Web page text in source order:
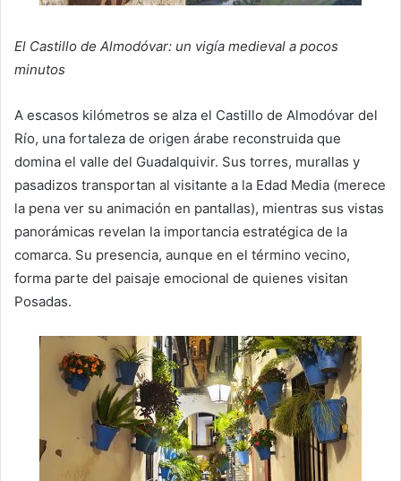
El Castillo de Almodóvar: un vigía medieval a pocos
minutos
A escasos kilómetros se alza el Castillo de Almodóvar del
Río, una fortaleza de origen árabe reconstruida que
domina el valle del Guadalquivir. Sus torres, murallas y
pasadizos transportan al visitante a la Edad Media (merece
la pena ver su animación en pantallas), mientras sus vistas
panorámicas revelan la importancia estratégica de la
comarca. Su presencia, aunque en el término vecino,
forma parte del paisaje emocional de quienes visitan
Posadas.